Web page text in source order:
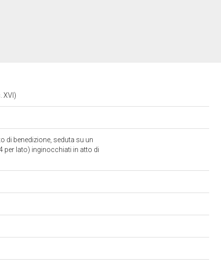
XVI)
di benedizione, seduta su un
per lato) inginocchiati in atto di